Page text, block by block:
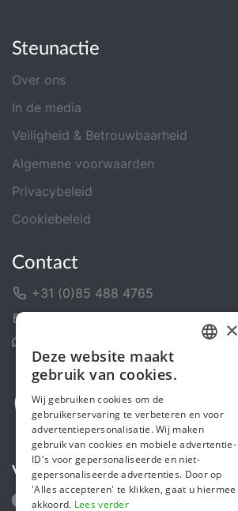
Steunactie
Over ons
In de media
Veiligheid & Betrouwbaarheid
Algemene voorwaarden
Privacybeleid
Cookiebeleid
Contact
+31 (0)85 488 4765
Volg ons
ENGLISH
×
Deze website maakt
gebruik van cookies.
Wij gebruiken cookies om de
gebruikerservaring te verbeteren en voor
advertentiepersonalisatie. Wij maken
gebruik van cookies en mobiele advertentie-
ID's voor gepersonaliseerde en niet-
gepersonaliseerde advertenties. Door op
'Alles accepteren' te klikken, gaat u hiermee
akkoord. Lees verder